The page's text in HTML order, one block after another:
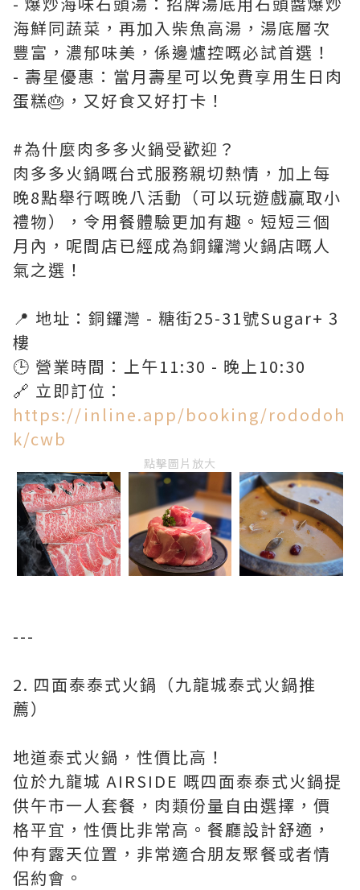
海鮮同蔬菜，再加入柴魚高湯，湯底層次
豐富，濃郁味美，係邊爐控嘅必試首選！
- 壽星優惠：當月壽星可以免費享用生日肉
蛋糕🎂，又好食又好打卡！
#為什麼肉多多火鍋受歡迎？
肉多多火鍋嘅台式服務親切熱情，加上每
晚8點舉行嘅晚八活動（可以玩遊戲贏取小
禮物），令用餐體驗更加有趣。短短三個
月內，呢間店已經成為銅鑼灣火鍋店嘅人
氣之選！
📍 地址：銅鑼灣 - 糖街25-31號Sugar+ 3
樓
🕒 營業時間：上午11:30 - 晚上10:30
🔗 立即訂位：
https://inline.app/booking/rododoh
k/cwb
點擊圖片放大
---
2. 四面泰泰式火鍋（九龍城泰式火鍋推
薦）
地道泰式火鍋，性價比高！
位於九龍城 AIRSIDE 嘅四面泰泰式火鍋提
供午市一人套餐，肉類份量自由選擇，價
格平宜，性價比非常高。餐廳設計舒適，
仲有露天位置，非常適合朋友聚餐或者情
侶約會。